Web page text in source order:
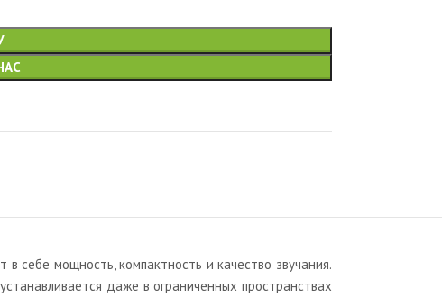
себе мощность, компактность и качество звучания.
даже в ограниченных пространствах